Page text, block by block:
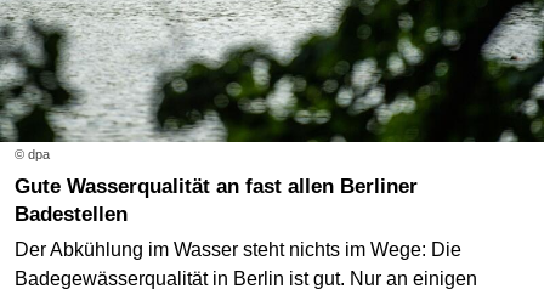
© dpa
Gute Wasserqualität an fast allen Berliner
Badestellen
Der Abkühlung im Wasser steht nichts im Wege: Die
Badegewässerqualität in Berlin ist gut. Nur an einigen